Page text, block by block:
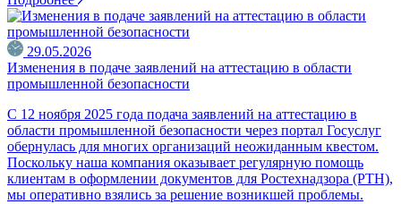
29.05.2026
Изменения в подаче заявлений на аттестацию в области
промышленной безопасности
С 12 ноября 2025 года подача заявлений на аттестацию в
области промышленной безопасности через портал Госуслуг
обернулась для многих организаций неожиданным квестом.
Поскольку наша компания оказывает регулярную помощь
клиентам в оформлении документов для Ростехнадзора (РТН),
мы оперативно взялись за решение возникшей проблемы.